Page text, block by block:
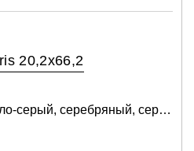
20,2x66,2
кварцевый, светло-серый, серебряный, серый